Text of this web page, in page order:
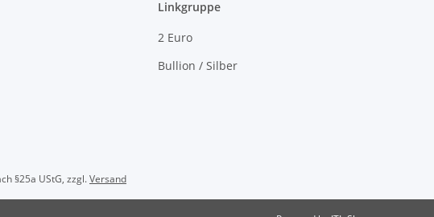
Linkgruppe
2 Euro
Bullion / Silber
§25a UStG, zzgl.Versand